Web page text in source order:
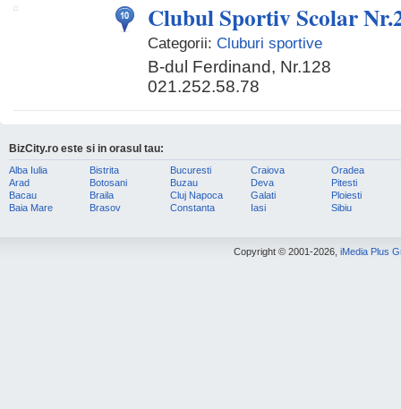
Clubul Sportiv Scolar
Categorii: Cluburi sportive
B-dul Ferdinand, Nr.128
021.252.58.78
BizCity.ro este si in orasul tau:
Alba Iulia
Arad
Bacau
Baia Mare
Bistrita
Botosani
Braila
Brasov
Bucuresti
Buzau
Cluj Napoca
Constanta
Craiova
Deva
Galati
Iasi
Oradea
Pitesti
Ploiesti
Sibiu
Copyright © 2001-2026, iMedia Plus